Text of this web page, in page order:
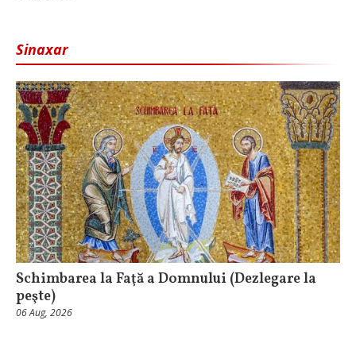
Sinaxar
Schimbarea la Faţă a Domnului (Dezlegare la
peşte)
06 Aug, 2026